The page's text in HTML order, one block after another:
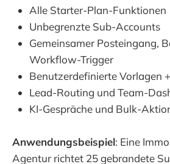
Alle Starter-Plan-Funktionen
Unbegrenzte Sub-Accounts
Gemeinsamer Posteingang,
Workflow-Trigger
Benutzerdefinierte Vorlagen
Lead-Routing und Team-
KI-Gespräche und Bulk-
Anwendungsbeispiel: Eine
Agentur richtet 25 gebrandete